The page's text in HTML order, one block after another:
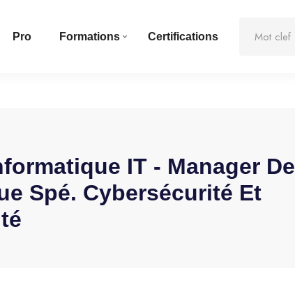
Pro Formations Certifications
IT - Manager De
Spé. Cybersécurité Et